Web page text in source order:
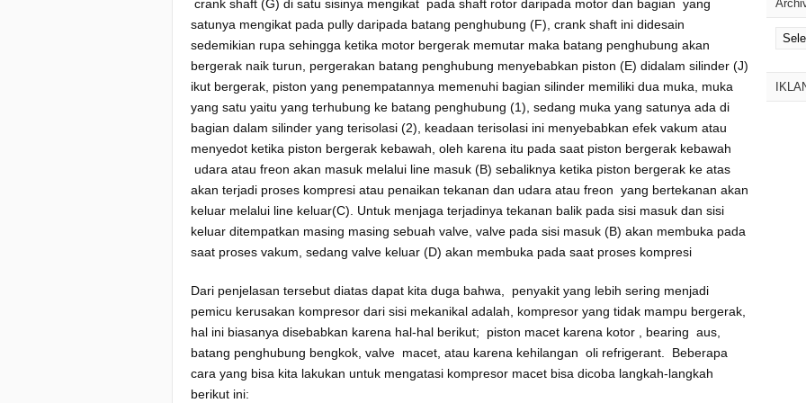
crank shaft (G) di satu sisinya mengikat pada shaft rotor daripada motor dan bagian yang
satunya mengikat pada pully daripada batang penghubung (F), crank shaft ini didesain
sedemikian rupa sehingga ketika motor bergerak memutar maka batang penghubung akan
bergerak naik turun, pergerakan batang penghubung menyebabkan piston (E) didalam silinder (J)
ikut bergerak, piston yang penempatannya memenuhi bagian silinder memiliki dua muka, muka
yang satu yaitu yang terhubung ke batang penghubung (1), sedang muka yang satunya ada di
bagian dalam silinder yang terisolasi (2), keadaan terisolasi ini menyebabkan efek vakum atau
menyedot ketika piston bergerak kebawah, oleh karena itu pada saat piston bergerak kebawah
udara atau freon akan masuk melalui line masuk (B) sebaliknya ketika piston bergerak ke atas
akan terjadi proses kompresi atau penaikan tekanan dan udara atau freon yang bertekanan akan
keluar melalui line keluar(C). Untuk menjaga terjadinya tekanan balik pada sisi masuk dan sisi
keluar ditempatkan masing masing sebuah valve, valve pada sisi masuk (B) akan membuka pada
saat proses vakum, sedang valve keluar (D) akan membuka pada saat proses kompresi
Dari penjelasan tersebut diatas dapat kita duga bahwa, penyakit yang lebih sering menjadi
pemicu kerusakan kompresor dari sisi mekanikal adalah, kompresor yang tidak mampu bergerak,
hal ini biasanya disebabkan karena hal-hal berikut; piston macet karena kotor , bearing aus,
batang penghubung bengkok, valve macet, atau karena kehilangan oli refrigerant. Beberapa
cara yang bisa kita lakukan untuk mengatasi kompresor macet bisa dicoba langkah-langkah
berikut ini: